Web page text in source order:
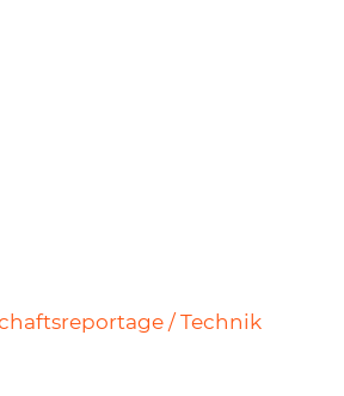
/ Technik